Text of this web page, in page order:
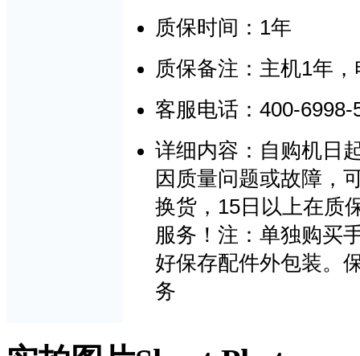
质保时间： 1年
质保备注：主机1年，
客服电话： 400-6998-
详细内容：自购机日
因质量问题或故障，
换货， 15 日以上在质
服务！注：单独购买
好保存配件外包装。
务